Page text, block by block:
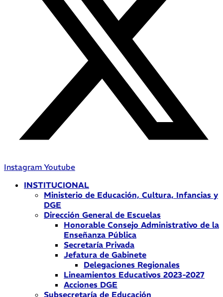
Instagram Youtube
INSTITUCIONAL
Ministerio de Educación, Cultura, Infancias y
DGE
Dirección General de Escuelas
Honorable Consejo Administrativo de la
Enseñanza Pública
Secretaría Privada
Jefatura de Gabinete
Delegaciones Regionales
Lineamientos Educativos 2023-2027
Acciones DGE
Subsecretaría de Educación